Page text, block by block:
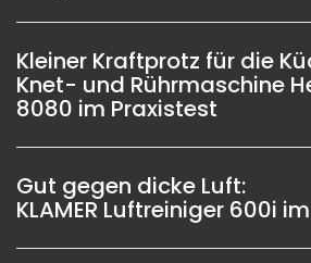
Kleiner Kraftprotz für die
Knet- und Rührmaschine
8080 im Praxistest
Gut gegen dicke Luft:
KLAMER Luftreiniger 600i